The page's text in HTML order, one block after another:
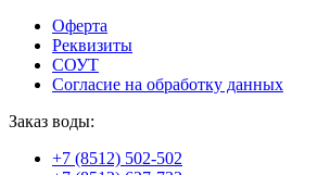
Оферта
Реквизиты
СОУТ
Согласие на обработку данных
Заказ воды:
+7 (8512) 502-502